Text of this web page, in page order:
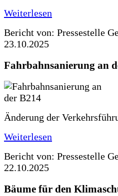
Weiterlesen
Bericht von: Pressestelle
23.10.2025
Fahrbahnsanierung an
Änderung der
Weiterlesen
Bericht von: Pressestelle
22.10.2025
Bäume für den